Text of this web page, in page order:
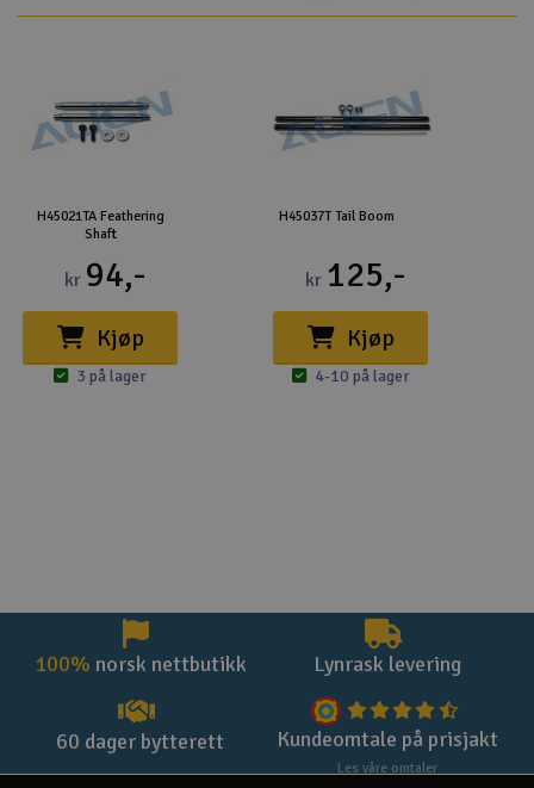
H45021TA Feathering
Shaft
kr 94,-
Kjøp
3 på lager
H45037T Tail Boom
kr 125,-
Kjøp
4-10 på lager
100% norsk nettbutikk Lynrask levering
60 dager bytterett Kundeomtale på prisjakt
Les våre omtaler